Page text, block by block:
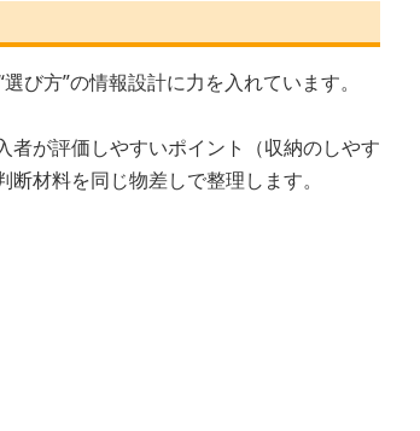
び方”の情報設計に力を入れています。
が評価しやすいポイント（収納のしやす
材料を同じ物差しで整理します。